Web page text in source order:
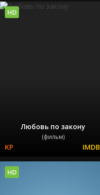
Любовь по закону
(фильм)
HD
HD